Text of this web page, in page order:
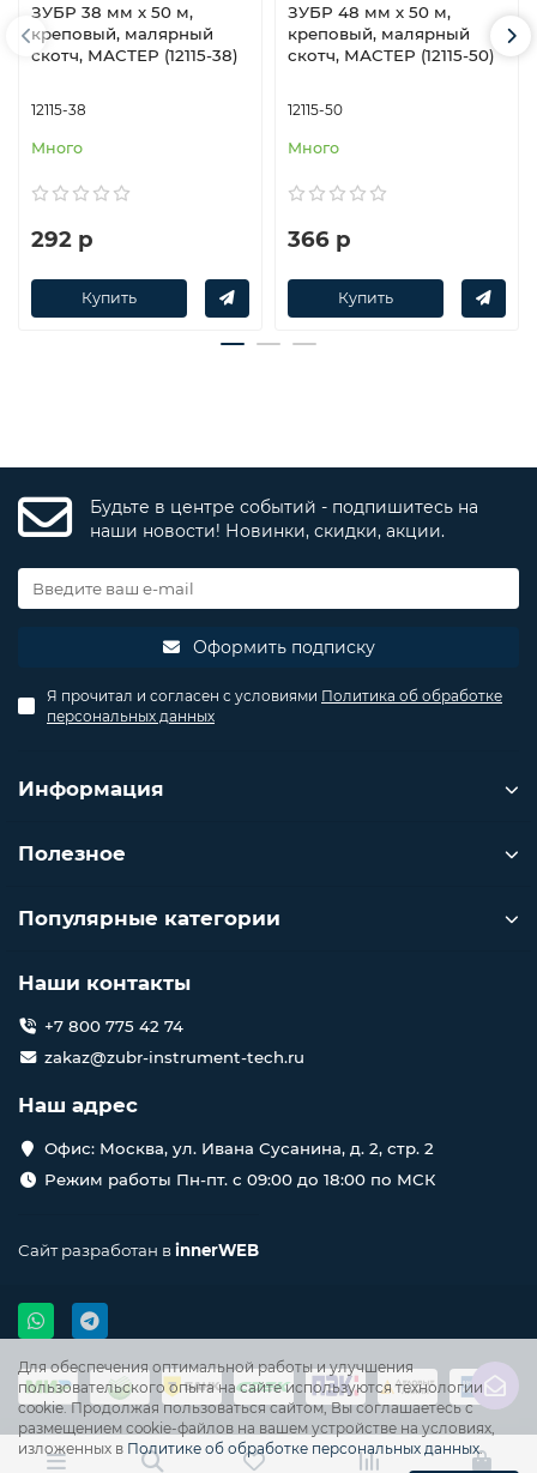
ЗУБР 38 мм х 50 м,
креповый, малярный
скотч, МАСТЕР (12115-38)
12115-38
Много
292 р
Купить
ЗУБР 48 мм х 50 м,
креповый, малярный
скотч, МАСТЕР (12115-50)
12115-50
Много
366 р
Купить
Для обеспечения оптимальной работы и улучшения
пользовательского опыта на сайте используются технологии
cookie. Продолжая пользоваться сайтом, Вы соглашаетесь с
размещением cookie-файлов на вашем устройстве на условиях,
изложенных в Политике об обработке персональных данных.
Будьте в центре событий - подпишитесь на
наши новости! Новинки, скидки, акции.
Оформить подписку
Я прочитал и согласен с условиями Политика об обработке
персональных данных
Информация
Полезное
Популярные категории
Наши контакты
+7 800 775 42 74
zakaz@zubr-instrument-tech.ru
Наш адрес
Офис: Москва, ул. Ивана Сусанина, д. 2, стр. 2
Режим работы Пн-пт. с 09:00 до 18:00 по МСК
Сайт разработан вinnerWEB